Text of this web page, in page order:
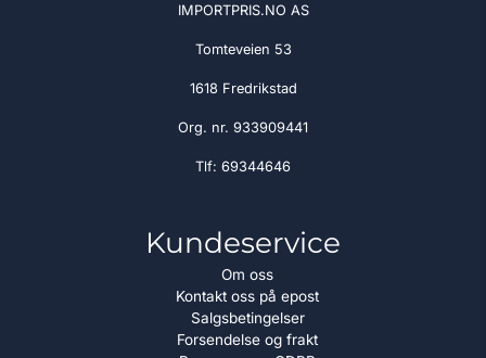
IMPORTPRIS.NO AS
Tomteveien 53
1618 Fredrikstad
Org. nr. 933909441
Tlf: 69344646
Kundeservice
Om oss
Kontakt oss på epost
Salgsbetingelser
Forsendelse og frakt